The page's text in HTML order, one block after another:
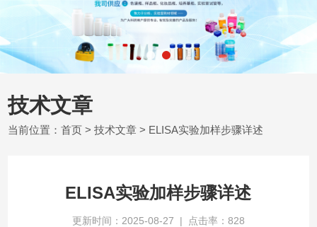
技术文章
当前位置：首页 >技术文章 > ELISA实验加样步骤详述
ELISA实验加样步骤详述
更新时间：2025-08-27 | 点击率：828